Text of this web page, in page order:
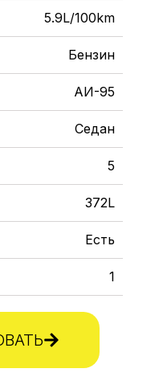
5.9L/100km
Бензин
АИ-95
Седан
5
372L
Есть
1